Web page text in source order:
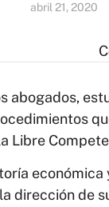
abril 21, 2020
abogados,
Libre
dirección de